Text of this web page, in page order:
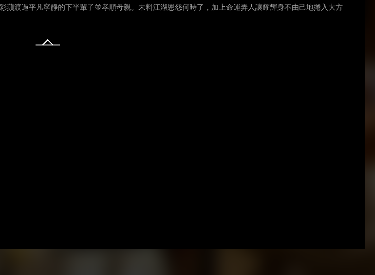
渡過平凡寧靜的下半輩子並孝順母親。未料江湖恩怨何時了，加上命運弄人讓耀輝身不由己地捲入大方